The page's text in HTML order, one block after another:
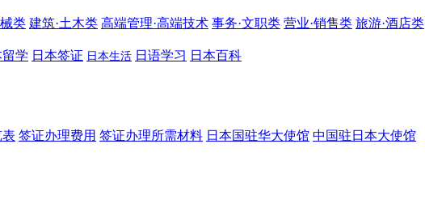
类 建筑·土木类 高端管理·高端技术 事务·文职类 营业·销售类 旅游·酒店类
留学 日本签证 日本生活 日语学习 日本百科
签证办理费用 签证办理所需材料 日本国驻华大使馆 中国驻日本大使馆